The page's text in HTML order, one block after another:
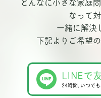
どんなに小さな家庭
なって
一緒に解決
下記よりご希望
LINEで
24時間､いつで